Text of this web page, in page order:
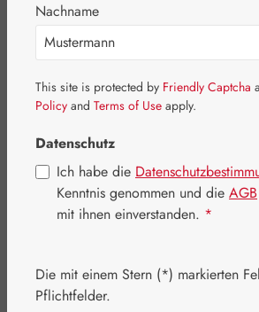
Regulärer Preis:
11,44 €
Nachname
This site is protected by Friendly Captcha
Policy and Terms of Use apply.
Datenschutz
Ich habe die
Kenntnis genommen und die AGB
mit ihnen einverstanden. *
Die mit einem Stern (*) markierten
Pflichtfelder.